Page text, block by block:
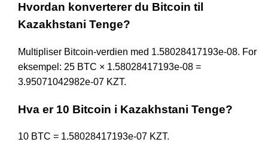
Hvordan konverterer du Bitcoin til
Kazakhstani Tenge?
Multipliser Bitcoin-verdien med 1.58028417193e-08. For
eksempel: 25 BTC × 1.58028417193e-08 =
3.95071042982e-07 KZT.
Hva er 10 Bitcoin i Kazakhstani Tenge?
10 BTC = 1.58028417193e-07 KZT.